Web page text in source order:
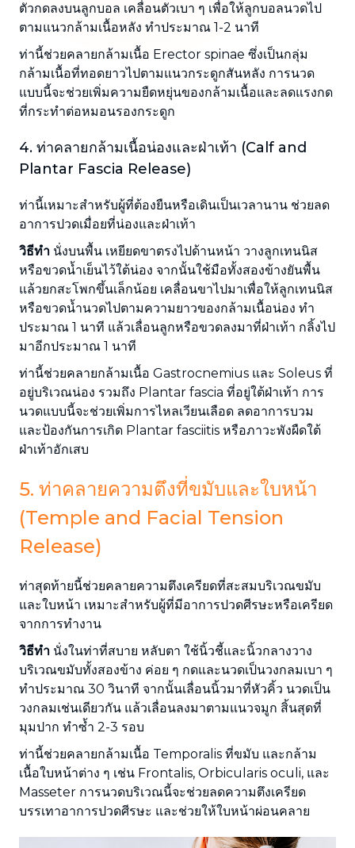
ตัวกดลงบนลูกบอล เคลื่อนตัวเบา ๆ เพื่อให้ลูกบอลนวดไป
ตามแนวกล้ามเนื้อหลัง ทำประมาณ 1-2 นาที
ท่านี้ช่วยคลายกล้ามเนื้อ Erector spinae ซึ่งเป็นกลุ่ม
กล้ามเนื้อที่ทอดยาวไปตามแนวกระดูกสันหลัง การนวด
แบบนี้จะช่วยเพิ่มความยืดหยุ่นของกล้ามเนื้อและลดแรงกด
ที่กระทำต่อหมอนรองกระดูก
4. ท่าคลายกล้ามเนื้อน่องและฝ่าเท้า (Calf and
Plantar Fascia Release)
ท่านี้เหมาะสำหรับผู้ที่ต้องยืนหรือเดินเป็นเวลานาน ช่วยลด
อาการปวดเมื่อยที่น่องและฝ่าเท้า
วิธีทำ นั่งบนพื้น เหยียดขาตรงไปด้านหน้า วางลูกเทนนิส
หรือขวดน้ำเย็นไว้ใต้น่อง จากนั้นใช้มือทั้งสองข้างยันพื้น
แล้วยกสะโพกขึ้นเล็กน้อย เคลื่อนขาไปมาเพื่อให้ลูกเทนนิส
หรือขวดน้ำนวดไปตามความยาวของกล้ามเนื้อน่อง ทำ
ประมาณ 1 นาที แล้วเลื่อนลูกหรือขวดลงมาที่ฝ่าเท้า กลิ้งไป
มาอีกประมาณ 1 นาที
ท่านี้ช่วยคลายกล้ามเนื้อ Gastrocnemius และ Soleus ที่
อยู่บริเวณน่อง รวมถึง Plantar fascia ที่อยู่ใต้ฝ่าเท้า การ
นวดแบบนี้จะช่วยเพิ่มการไหลเวียนเลือด ลดอาการบวม
และป้องกันการเกิด Plantar fasciitis หรือภาวะพังผืดใต้
ฝ่าเท้าอักเสบ
5. ท่าคลายความตึงที่ขมับและใบหน้า
(Temple and Facial Tension
Release)
ท่าสุดท้ายนี้ช่วยคลายความตึงเครียดที่สะสมบริเวณขมับ
และใบหน้า เหมาะสำหรับผู้ที่มีอาการปวดศีรษะหรือเครียด
จากการทำงาน
วิธีทำ นั่งในท่าที่สบาย หลับตา ใช้นิ้วชี้และนิ้วกลางวาง
บริเวณขมับทั้งสองข้าง ค่อย ๆ กดและนวดเป็นวงกลมเบา ๆ
ทำประมาณ 30 วินาที จากนั้นเลื่อนนิ้วมาที่หัวคิ้ว นวดเป็น
วงกลมเช่นเดียวกัน แล้วเลื่อนลงมาตามแนวจมูก สิ้นสุดที่
มุมปาก ทำซ้ำ 2-3 รอบ
ท่านี้ช่วยคลายกล้ามเนื้อ Temporalis ที่ขมับ และกล้าม
เนื้อใบหน้าต่าง ๆ เช่น Frontalis, Orbicularis oculi, และ
Masseter การนวดบริเวณนี้จะช่วยลดความตึงเครียด
บรรเทาอาการปวดศีรษะ และช่วยให้ใบหน้าผ่อนคลาย